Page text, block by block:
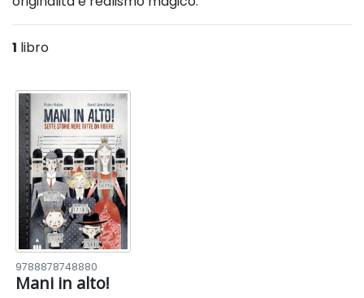
1 libro
9788878748880
Mani in alto!